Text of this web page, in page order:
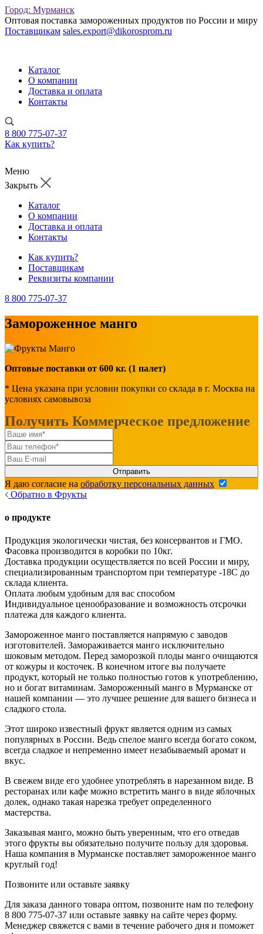
Город: Мурманск
Оптовая поставка замороженных продуктов по России и миру
Поставщикам sales.export@dikorosprom.ru
Каталог
О компании
Доставка и оплата
Контакты
8 800 775-07-37
Как купить?
Меню
Закрыть
Каталог
О компании
Доставка и оплата
Контакты
Как купить?
Поставщикам
Реквизиты компании
8 800 775-07-37
Замороженное манго
Оптовые поставки от 600 кг. (1 палет)
* Цена указана при условии покупки со склада в г. Москва на
условиях самовывоза
Получить Коммерческое предложение
Я даю согласие на обработку персональных данных
Обратно в Фрукты
о продукте
Продукция экологически чистая, без консервантов и ГМО.
Фасовка производится в коробки по 10кг.
Доставка продукции осуществляется по всей России и миру,
специализированным транспортом при температуре -18С до
склада клиента.
Оплата любым удобным для вас способом
Индивидуальное ценообразование и возможность отсрочки
платежа для каждого клиента.
Замороженное манго поставляется напрямую с заводов
изготовителей. Замораживается манго исключительно
шоковым методом. Перед заморозкой плоды манго очищаются
от кожуры и косточек. В конечном итоге вы получаете
продукт, который не только полностью готов к употреблению,
но и богат витаминам. Замороженный манго в Мурманске от
нашей компании — это лучшее решение для вашего бизнеса и
сладкого стола.
Этот широко известный фрукт является одним из самых
популярных в России. Ведь спелое манго всегда богато соком,
всегда сладкое и непременно имеет незабываемый аромат и
вкус.
В свежем виде его удобнее употреблять в нарезанном виде. В
ресторанах или кафе можно встретить манго в виде яблочных
долек, однако такая нарезка требует определенного
мастерства.
Заказывая манго, можно быть уверенным, что его отведав
этого фрукты вы обязательно получите пользу для здоровья.
Наша компания в Мурманске поставляет замороженное манго
круглый год!
Позвоните или оставьте заявку
Для заказа данного товара оптом, позвоните нам по телефону
8 800 775-07-37 или оставьте заявку на сайте через форму.
Менеджер свяжется с вами в течение рабочего дня и поможет